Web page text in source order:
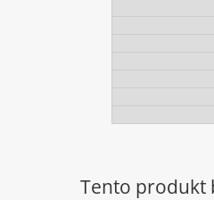
Tento produkt